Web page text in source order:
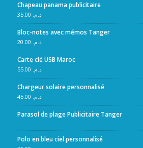
Chapeau panama publicitaire
د.م.
Bloc-notes avec mémos Tanger
د.م.
Carte clé USB Maroc
د.م.
Chargeur solaire personnalisé
د.م.
Parasol de plage Publicitaire Tanger
Polo en bleu ciel personnalisé